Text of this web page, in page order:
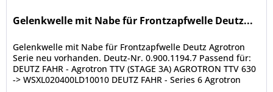
Gelenkwelle mit Nabe für Frontzapfwelle Deutz...
Gelenkwelle mit Nabe für Frontzapfwelle Deutz Agrotron
Serie neu vorhanden. Deutz-Nr. 0.900.1194.7 Passend für:
DEUTZ FAHR - Agrotron TTV (STAGE 3A) AGROTRON TTV 630
-> WSXL020400LD10010 DEUTZ FAHR - Series 6 Agrotron